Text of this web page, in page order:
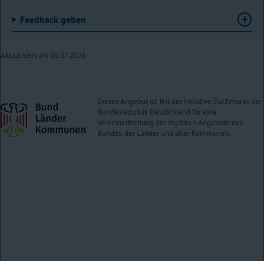
Es gibt keine Voraussetzungen.
Feedback geben
Aktualisiert am 06.07.2026
Dieses Angebot ist Teil der Initiative Dachmarke der
Bundesrepublik Deutschland für eine
Vereinheitlichung der digitalen Angebote des
Bundes, der Länder und aller Kommunen.